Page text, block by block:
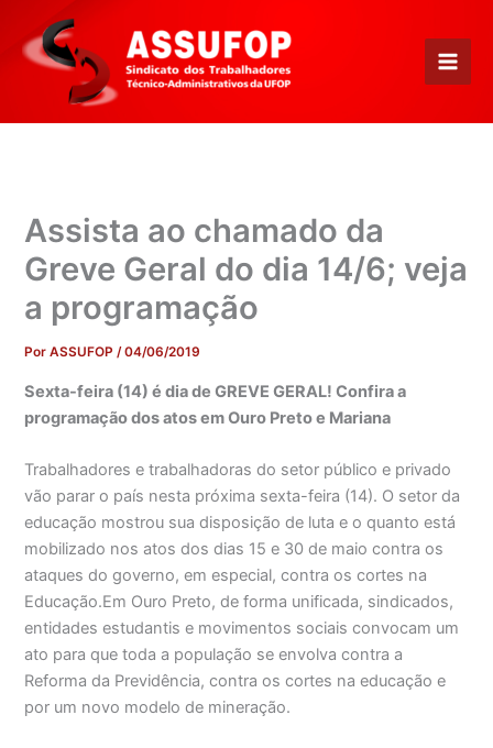
para
conteúdo
Assista ao chamado da
Greve Geral do dia 14/6; veja
a programação
PorASSUFOP/04/06/2019
Sexta-feira (14) é dia de GREVE GERAL! Confira a
programação dos atos em Ouro Preto e Mariana
Trabalhadores e trabalhadoras do setor público e privado
vão parar o país nesta próxima sexta-feira (14). O setor da
educação mostrou sua disposição de luta e o quanto está
mobilizado nos atos dos dias 15 e 30 de maio contra os
ataques do governo, em especial, contra os cortes na
Educação.Em Ouro Preto, de forma unificada, sindicados,
entidades estudantis e movimentos sociais convocam um
ato para que toda a população se envolva contra a
Reforma da Previdência, contra os cortes na educação e
por um novo modelo de mineração.